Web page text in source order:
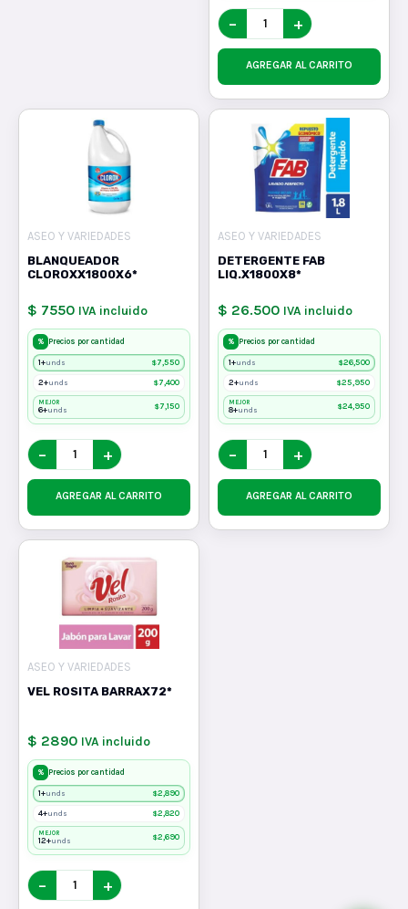
− +
AGREGAR AL CARRITO
ASEO Y VARIEDADES
BLANQUEADOR
CLOROXX1800X6*
$ 7550 IVA incluido
% Precios por cantidad
1+unds $7,550
2+unds $7,400
MEJOR
6+unds $7,150
− +
AGREGAR AL CARRITO
ASEO Y VARIEDADES
DETERGENTE FAB
LIQ.X1800X8*
$ 26.500 IVA incluido
% Precios por cantidad
1+unds $26,500
2+unds $25,950
MEJOR
8+unds $24,950
− +
AGREGAR AL CARRITO
ASEO Y VARIEDADES
VEL ROSITA BARRAX72*
$ 2890 IVA incluido
% Precios por cantidad
1+unds $2,890
4+unds $2,820
MEJOR
12+unds $2,690
− +